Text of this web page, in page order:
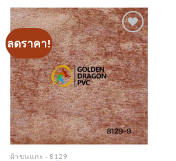
ลดราคา!
Add to
Wishlist
ผ้าขนแกะ - 8129